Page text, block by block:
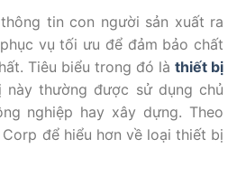
tin con người sản xuất ra
vụ tối ưu để đảm bảo chất
Tiêu biểu trong đó là thiết bị
này thường được sử dụng chủ
nghiệp hay xây dựng. Theo
để hiểu hơn về loại thiết bị